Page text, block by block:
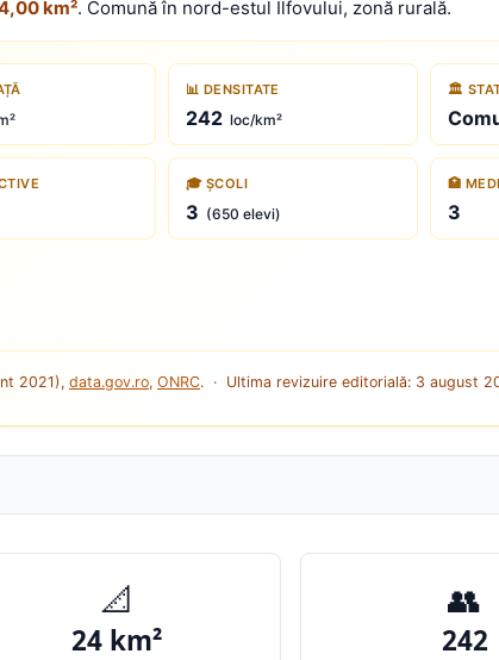
km². Comună în nord-estul Ilfovului, zonă rurală.
📊 DENSITATE
242 loc/km²
🏛
🎓 ȘCOLI
3 (650 elevi)
🏥
3
2021), data.gov.ro, ONRC. · Ultima revizuire editorială: 3 august
📐
24 km²
👥
242